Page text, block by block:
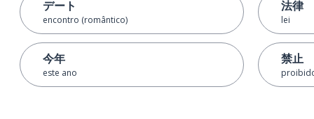
デート
encontro (romântico)
今年
este ano
法律
lei
禁止